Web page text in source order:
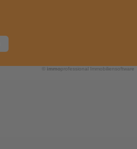
immoprofessional Immobiliensoftware